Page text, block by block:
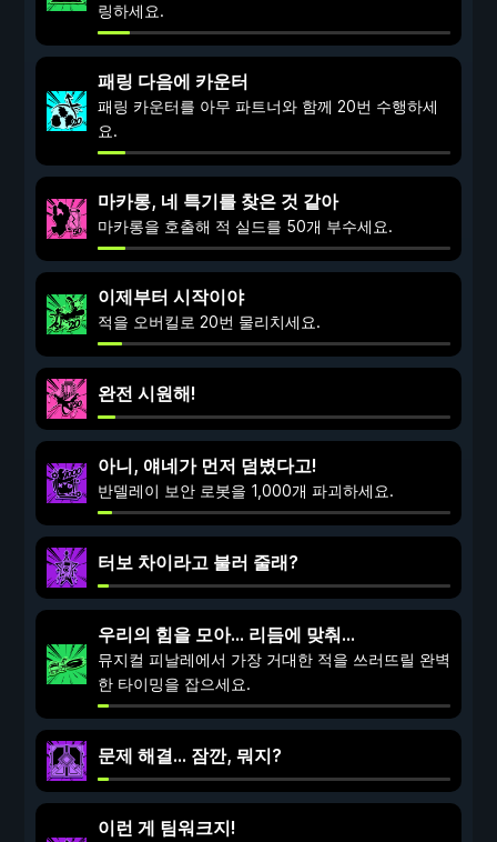
링하세요.
패링 다음에 카운터
패링 카운터를 아무 파트너와 함께 20번 수행하세
요.
마카롱, 네 특기를 찾은 것 같아
마카롱을 호출해 적 실드를 50개 부수세요.
이제부터 시작이야
적을 오버킬로 20번 물리치세요.
완전 시원해!
아니, 얘네가 먼저 덤볐다고!
반델레이 보안 로봇을 1,000개 파괴하세요.
터보 차이라고 불러 줄래?
우리의 힘을 모아... 리듬에 맞춰...
뮤지컬 피날레에서 가장 거대한 적을 쓰러뜨릴 완벽
한 타이밍을 잡으세요.
문제 해결... 잠깐, 뭐지?
이런 게 팀워크지!